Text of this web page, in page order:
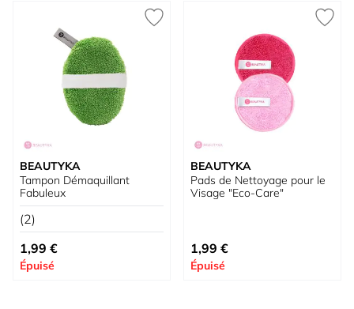
BEAUTYKA
Tampon Démaquillant
Fabuleux
(2)
1,99 €
Épuisé
BEAUTYKA
Pads de Nettoyage pour le
Visage "Eco-Care"
1,99 €
Épuisé